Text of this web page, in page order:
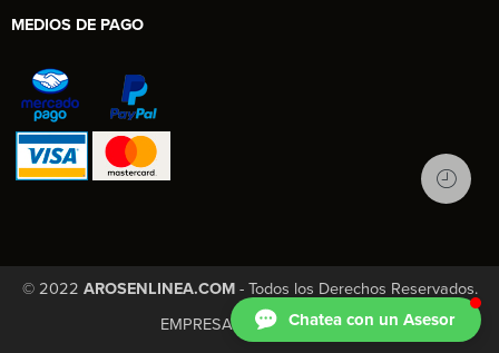
MEDIOS DE PAGO
© 2022 AROSENLINEA.COM- Todos los Derechos Reservados.
EMPRESA
CONTACTO
Chatea con un Asesor